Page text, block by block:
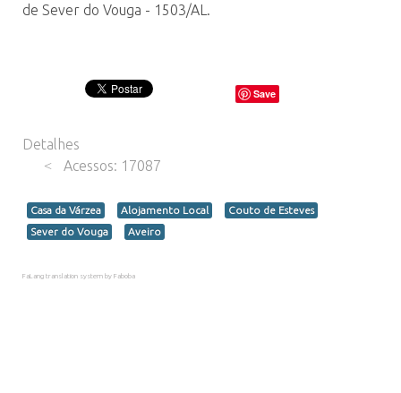
de Sever do Vouga - 1503/AL.
Save
Detalhes
Acessos: 17087
Casa da Várzea Alojamento Local
Couto de Esteves
Sever do Vouga
Aveiro
FaLang translation system by Faboba